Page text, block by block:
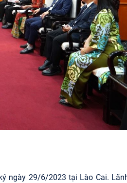
ngày 29/6/2023 tại Lào Cai.